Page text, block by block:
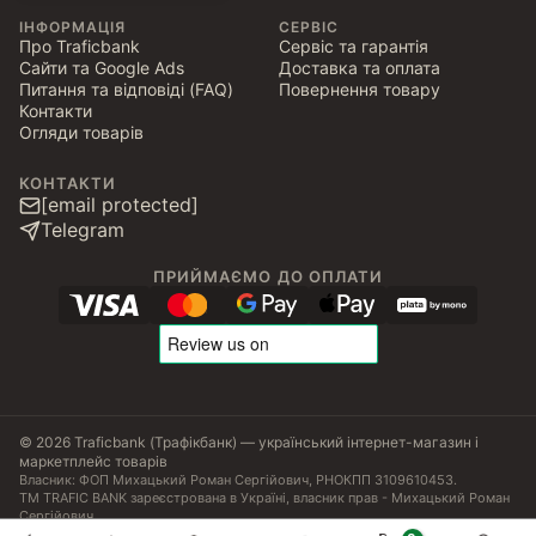
ІНФОРМАЦІЯ
Про Traficbank
Сайти та Google Ads
Питання та відповіді (FAQ)
Контакти
Огляди товарів
СЕРВІС
Сервіс та гарантія
Доставка та оплата
Повернення товару
КОНТАКТИ
[email protected]
Telegram
ПРИЙМАЄМО ДО ОПЛАТИ
© 2026 Traficbank (Трафікбанк) — український інтернет-магазин і
маркетплейс товарів
Власник: ФОП Михацький Роман Сергійович, РНОКПП 3109610453.
ТМ TRAFIC BANK зареєстрована в Україні, власник прав - Михацький Роман
Сергійович.